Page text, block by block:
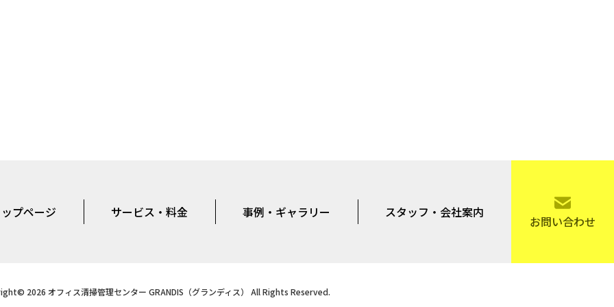
プページ サービス・料金 事例・ギャラリー スタッフ・会社案内
お問い合わせ
2026 オフィス清掃管理センター GRANDIS（グランディス） All Rights Reserved.